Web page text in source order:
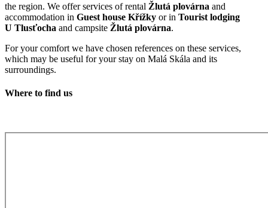
the region. We offer services of rental Žlutá plovárna and
accommodation in Guest house Křížky or in Tourist lodging
U Tlusťocha and campsite Žlutá plovárna.
For your comfort we have chosen references on these services,
which may be useful for your stay on Malá Skála and its
surroundings.
Where to find us